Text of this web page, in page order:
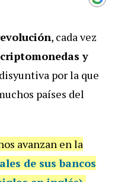
, cada vez
criptomonedas y
por la que
países del
avanzan en la
de susbancos